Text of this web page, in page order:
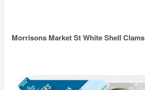
Morrisons Market St White Shell Clams